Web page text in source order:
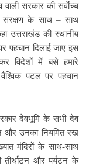
सरकार की सर्वाेच्च
संरक्षण के साथ – साथ
उत्तराखंड की स्थानीय
पहचान दिलाई जाए इस
विदेशों में बसे हमारे
पटल पर पहचान
देवभूमि के सभी देव
और उनका नियमित रख
मंदिरों के साथ-साथ
तीर्थाटन और पर्यटन के